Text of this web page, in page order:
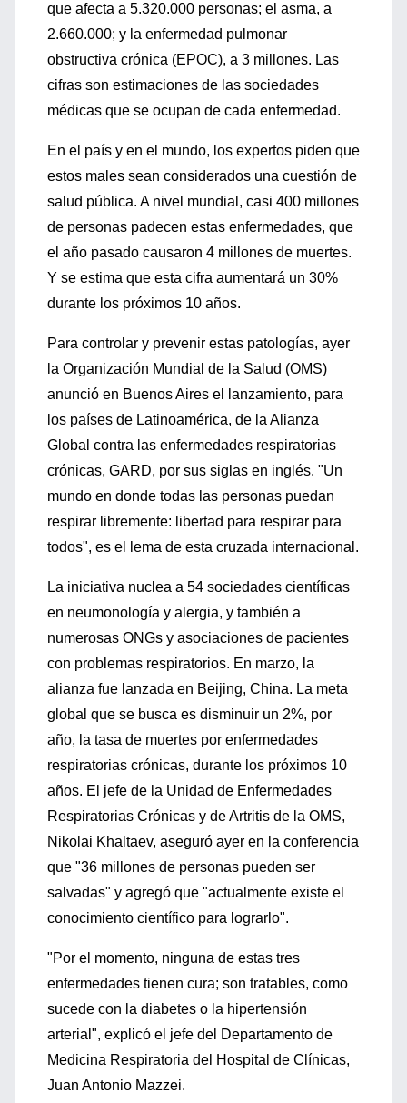
que afecta a 5.320.000 personas; el asma, a
2.660.000; y la enfermedad pulmonar
obstructiva crónica (EPOC), a 3 millones. Las
cifras son estimaciones de las sociedades
médicas que se ocupan de cada enfermedad.
En el país y en el mundo, los expertos piden que
estos males sean considerados una cuestión de
salud pública. A nivel mundial, casi 400 millones
de personas padecen estas enfermedades, que
el año pasado causaron 4 millones de muertes.
Y se estima que esta cifra aumentará un 30%
durante los próximos 10 años.
Para controlar y prevenir estas patologías, ayer
la Organización Mundial de la Salud (OMS)
anunció en Buenos Aires el lanzamiento, para
los países de Latinoamérica, de la Alianza
Global contra las enfermedades respiratorias
crónicas, GARD, por sus siglas en inglés. "Un
mundo en donde todas las personas puedan
respirar libremente: libertad para respirar para
todos", es el lema de esta cruzada internacional.
La iniciativa nuclea a 54 sociedades científicas
en neumonología y alergia, y también a
numerosas ONGs y asociaciones de pacientes
con problemas respiratorios. En marzo, la
alianza fue lanzada en Beijing, China. La meta
global que se busca es disminuir un 2%, por
año, la tasa de muertes por enfermedades
respiratorias crónicas, durante los próximos 10
años. El jefe de la Unidad de Enfermedades
Respiratorias Crónicas y de Artritis de la OMS,
Nikolai Khaltaev, aseguró ayer en la conferencia
que "36 millones de personas pueden ser
salvadas" y agregó que "actualmente existe el
conocimiento científico para lograrlo".
"Por el momento, ninguna de estas tres
enfermedades tienen cura; son tratables, como
sucede con la diabetes o la hipertensión
arterial", explicó el jefe del Departamento de
Medicina Respiratoria del Hospital de Clínicas,
Juan Antonio Mazzei.